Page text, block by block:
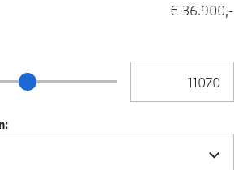
€ 36.900,-